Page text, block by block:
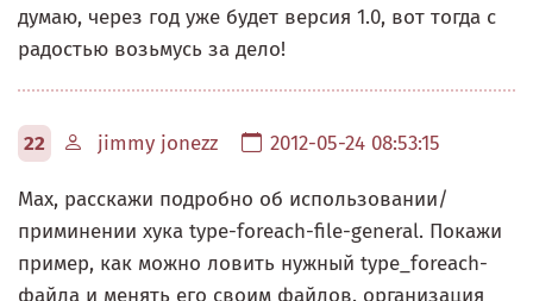
думаю, через год уже будет версия 1.0, вот тогда с
радостью возьмусь за дело!
22 jimmy jonezz 2012-05-24 08:53:15
Max, расскажи подробно об использовании/
приминении хука type-foreach-file-general. Покажи
пример, как можно ловить нужный type_foreach-
файла и менять его своим файлов. организация